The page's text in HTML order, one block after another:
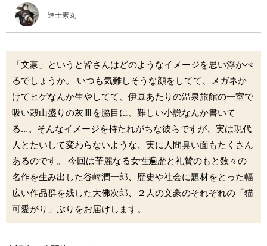
編集部
進士素丸
「文豪」というと皆さんはどのようなイメージを思い浮かべ
るでしょうか。 いつも気難しそうな顔をしてて、メガネか
けてヒゲなんか生やしてて、伊豆あたりの温泉旅館の一室で
吸い殻山盛りの灰皿を脇目に、難しい小説なんか書いて
る…。そんなイメージを持たれがちな彼らですが、実は現代
人とたいして変わらないような、実に人間臭い面もたくさん
あるのです。 今回は華麗なる女性遍歴と礼賛のもと数々の
名作を生み出した谷崎潤一郎、歴史や社会に題材をとった幅
広い作品群を残した大佛次郎、２人の文豪のそれぞれの「猫
可愛がり」ぶりをお届けします。